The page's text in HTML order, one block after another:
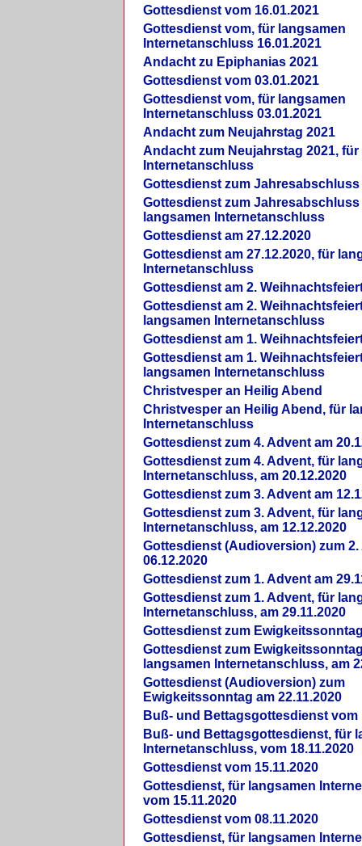
Gottesdienst vom 16.01.2021
Gottesdienst vom, für langsamen
Internetanschluss 16.01.2021
Andacht zu Epiphanias 2021
Gottesdienst vom 03.01.2021
Gottesdienst vom, für langsamen
Internetanschluss 03.01.2021
Andacht zum Neujahrstag 2021
Andacht zum Neujahrstag 2021,
Internetanschluss
Gottesdienst zum Jahresabschluss
Gottesdienst zum Jahresabschluss
langsamen Internetanschluss
Gottesdienst am 27.12.2020
Gottesdienst am 27.12.2020, für
Internetanschluss
Gottesdienst am 2.
Gottesdienst am 2.
langsamen Internetanschluss
Gottesdienst am 1.
Gottesdienst am 1.
langsamen Internetanschluss
Christvesper an Heilig Abend
Christvesper an Heilig Abend, für
Internetanschluss
Gottesdienst zum 4. Advent am
Gottesdienst zum 4. Advent, für
Internetanschluss, am 20.12.2020
Gottesdienst zum 3. Advent am
Gottesdienst zum 3. Advent, für
Internetanschluss, am 12.12.2020
Gottesdienst (Audioversion) zum 2.
06.12.2020
Gottesdienst zum 1. Advent am
Gottesdienst zum 1. Advent, für
Internetanschluss, am 29.11.2020
Gottesdienst zum
Gottesdienst zum
langsamen Internetanschluss, am
Gottesdienst (Audioversion) zum
Ewigkeitssonntag am 22.11.2020
Buß- und Bettagsgottesdienst vom
Buß- und Bettagsgottesdienst, für
Internetanschluss, vom 18.11.2020
Gottesdienst vom 15.11.2020
Gottesdienst, für langsamen
vom 15.11.2020
Gottesdienst vom 08.11.2020
Gottesdienst, für langsamen